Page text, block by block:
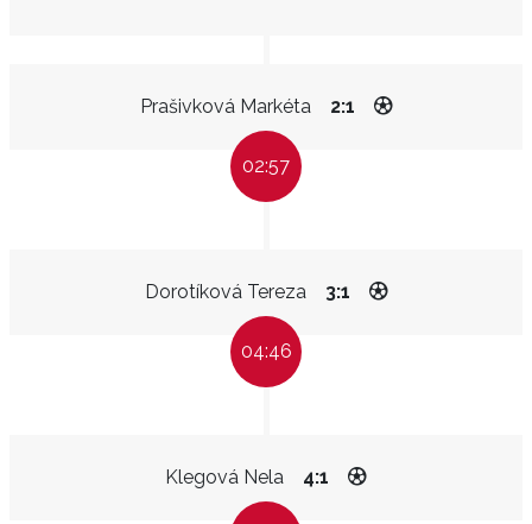
Prašivková Markéta 2:1
02:57
Dorotíková Tereza 3:1
04:46
Klegová Nela 4:1